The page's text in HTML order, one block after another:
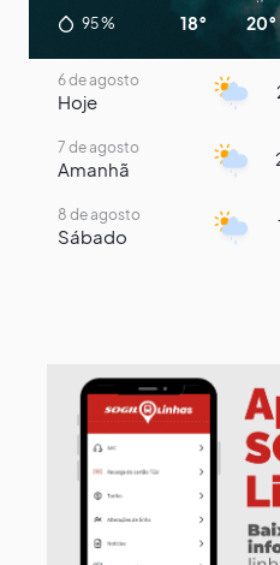
95% 18° 20°
6 de agosto
Hoje
7 de agosto
Amanhã
8 de agosto
Sábado
11 de agosto
Terça-Feira
12 de agosto
Quarta-Feira